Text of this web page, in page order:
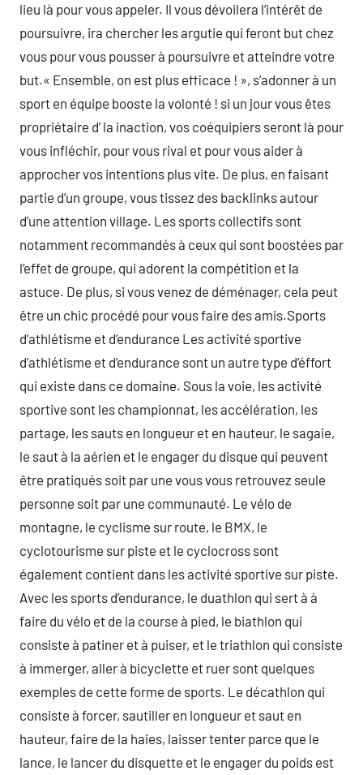
lieu là pour vous appeler. Il vous dévoilera l’intérêt de
poursuivre, ira chercher les argutie qui feront but chez
vous pour vous pousser à poursuivre et atteindre votre
but.« Ensemble, on est plus efficace ! », s’adonner à un
sport en équipe booste la volonté ! si un jour vous êtes
propriétaire d’ la inaction, vos coéquipiers seront là pour
vous infléchir, pour vous rival et pour vous aider à
approcher vos intentions plus vite. De plus, en faisant
partie d’un groupe, vous tissez des backlinks autour
d’une attention village. Les sports collectifs sont
notamment recommandés à ceux qui sont boostées par
l’effet de groupe, qui adorent la compétition et la
astuce. De plus, si vous venez de déménager, cela peut
être un chic procédé pour vous faire des amis.Sports
d’athlétisme et d’endurance Les activité sportive
d’athlétisme et d’endurance sont un autre type d’éffort
qui existe dans ce domaine. Sous la voie, les activité
sportive sont les championnat, les accélération, les
partage, les sauts en longueur et en hauteur, le sagaie,
le saut à la aérien et le engager du disque qui peuvent
être pratiqués soit par une vous vous retrouvez seule
personne soit par une communauté. Le vélo de
montagne, le cyclisme sur route, le BMX, le
cyclotourisme sur piste et le cyclocross sont
également contient dans les activité sportive sur piste.
Avec les sports d’endurance, le duathlon qui sert à à
faire du vélo et de la course à pied, le biathlon qui
consiste à patiner et à puiser, et le triathlon qui consiste
à immerger, aller à bicyclette et ruer sont quelques
exemples de cette forme de sports. Le décathlon qui
consiste à forcer, sautiller en longueur et saut en
hauteur, faire de la haies, laisser tenter parce que le
lance, le lancer du disquette et le engager du poids est